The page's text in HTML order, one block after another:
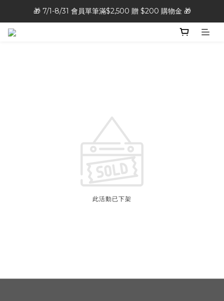
📣7/1-8/31 全館滿千免運 🚚！
🎁 7/1-8/31 會員單筆滿$2,500 贈 $200 購物金 🎁
此活動已下架